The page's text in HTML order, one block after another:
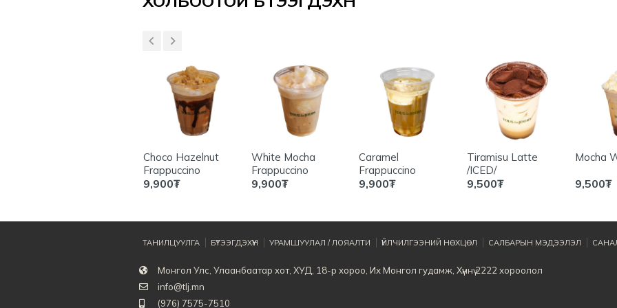
Choco Hazelnut
Frappuccino
9,900₮
White Mocha
Frappuccino
9,900₮
Caramel
Frappuccino
9,900₮
Tiramisu Latte
/ICED/
9,500₮
Mocha
9,500₮
Монгол Улс, Улаанбаатар хот, ХУД, 18-р хороо, Их Монгол гудамж, Хүннү 2222 хороолол
info@tlj.mn
(976) 7575-7510
ТАНИЛЦУУЛГА БҮТЭЭГДЭХҮҮН УРАМШУУЛАЛ / ЛОЯАЛТИ ҮЙЛЧИЛГЭЭНИЙ НӨХЦӨЛ САЛБАРЫН МЭДЭЭЛЭЛ